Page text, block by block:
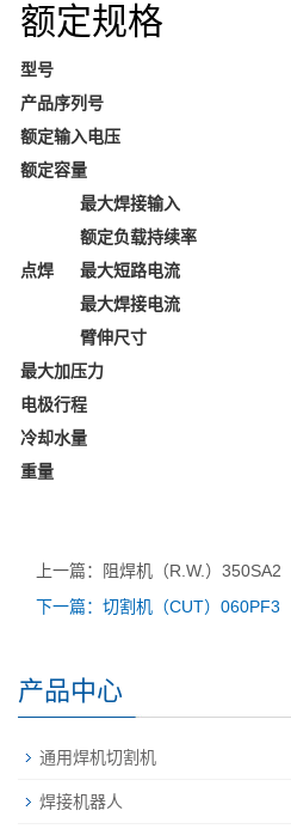
额定规格
型号
产品序列号
额定输入电压
额定容量
点焊
最大焊接输入
额定负载持续率
最大短路电流
最大焊接电流
臂伸尺寸
最大加压力
电极行程
冷却水量
重量
上一篇：阻焊机（R.W.）350SA2
下一篇：切割机（CUT）060PF3
产品中心
通用焊机切割机
焊接机器人